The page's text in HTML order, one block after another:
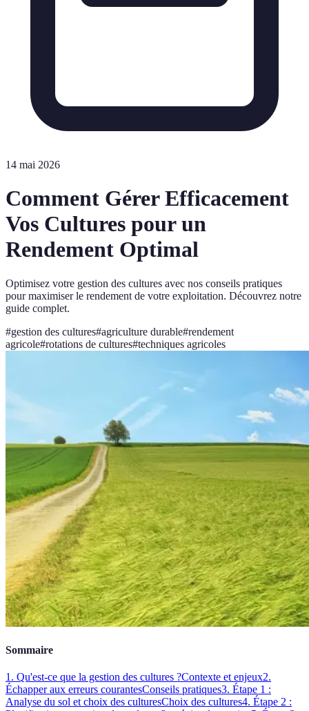
14 mai 2026
Comment Gérer Efficacement
Vos Cultures pour un
Rendement Optimal
Optimisez votre gestion des cultures avec nos conseils pratiques
pour maximiser le rendement de votre exploitation. Découvrez notre
guide complet.
#gestion des cultures#agriculture durable#rendement
agricole#rotations de cultures#techniques agricoles
Sommaire
1. Qu'est-ce que la gestion des cultures ?Contexte et enjeux2.
Échapper aux erreurs courantesConseils pratiques3. Étape 1 :
Analyse du sol et choix des culturesChoix des cultures4. Étape 2 :